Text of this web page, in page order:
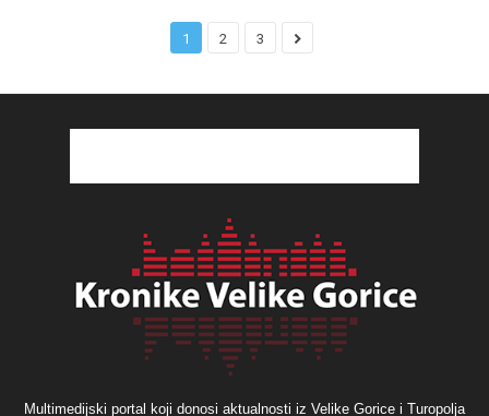
1 2 3
Multimedijski portal koji donosi aktualnosti iz Velike Gorice i Turopolja